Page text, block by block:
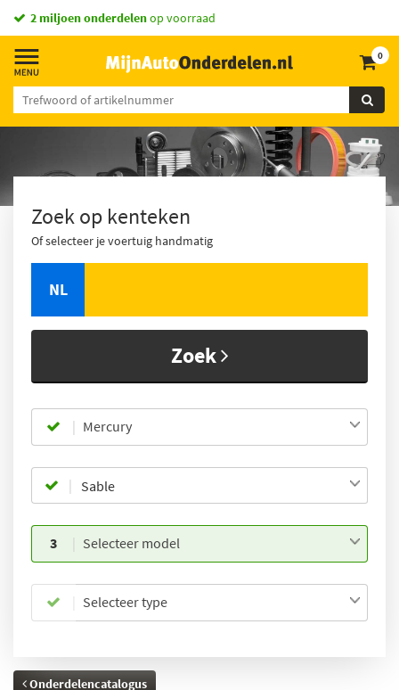
vandaag besteld,morgen in huis *
0
Zoek op kenteken
Of selecteer je voertuig handmatig
NL
Zoek
Mercury
3 Selecteer model
Selecteer type
Onderdelencatalogus